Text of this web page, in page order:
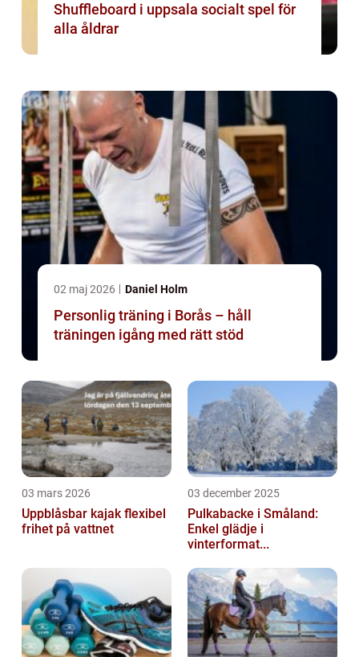
Shuffleboard i uppsala socialt spel för
alla åldrar
02 maj 2026 Daniel Holm
Personlig träning i Borås – håll
träningen igång med rätt stöd
03 mars 2026
Uppblåsbar kajak flexibel
frihet på vattnet
03 december 2025
Pulkabacke i Småland:
Enkel glädje i
vinterformat...